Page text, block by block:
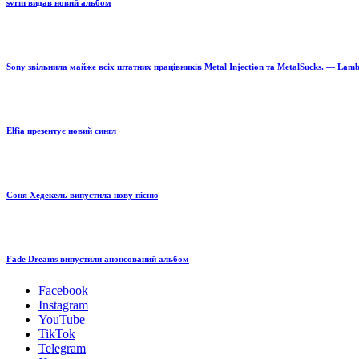
svrm видав новий альбом
Sony звільнила майже всіх штатних працівників Metal Injection та MetalSucks. —
Elfia презентує новий сингл
Соня Хедекель випустила нову пісню
Fade Dreams випустили анонсований альбом
Facebook
Instagram
YouTube
TikTok
Telegram